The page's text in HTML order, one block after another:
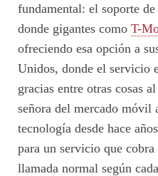
fundamental: el soporte
donde gigantes como T-
ofreciendo esa opción a
Unidos, donde el servicio
gracias entre otras cosas
señora del mercado móvil
tecnología desde hace
para un servicio que
llamada normal según